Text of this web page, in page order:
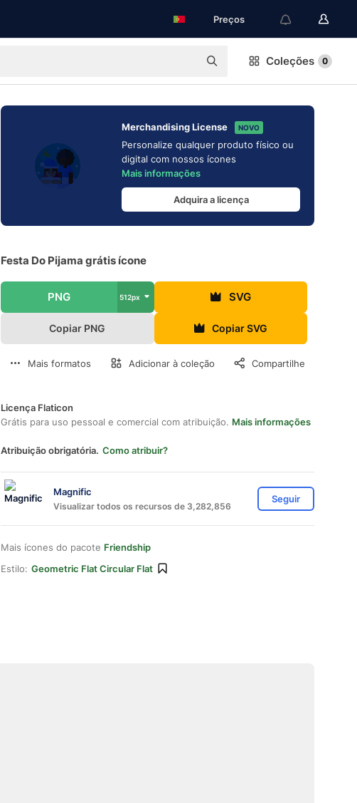
Preços
Coleções 0
Merchandising License NOVO
Personalize qualquer produto físico ou
digital com nossos ícones
Mais informações
Adquira a licença
Festa Do Pijama grátis ícone
PNG 512px SVG
Copiar PNG Copiar SVG
Mais formatos Adicionar à coleção Compartilhe
Licença Flaticon
Grátis para uso pessoal e comercial com atribuição. Mais informações
Atribuição obrigatória. Como atribuir?
Magnific
Visualizar todos os recursos de 3,282,856
Seguir
Mais ícones do pacote Friendship
Estilo: Geometric Flat Circular Flat